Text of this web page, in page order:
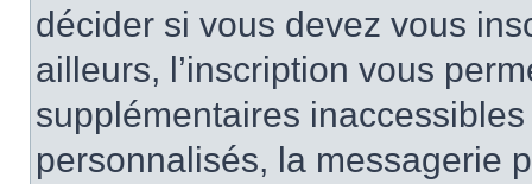
décider si vous devez vous
ailleurs, l’inscription vous
supplémentaires
personnalisés, la messagerie